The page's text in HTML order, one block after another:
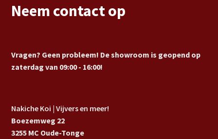
Neem contact op
Vragen? Geen probleem! De showroom is geopend op
zaterdag van 09:00 - 16:00!
Nakiche Koi | Vijvers en meer!
Boezemweg 22
3255 MC Oude-Tonge